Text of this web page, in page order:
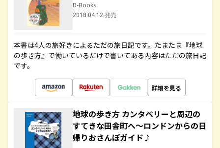
D-Books
2018.04.12 発売
本書は4人の旅好きによるただの旅日記です。たまたま『地球
の歩き方』で働いているだけで書いてある内容はただの旅日記
です。
詳細を見る
地球の歩き方 カンタベリーと周辺の
すてきな田舎町へ～ロンドンからの日
帰りおさんぽガイド♪